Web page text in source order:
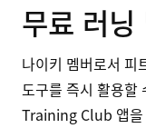
무료 러닝
나이키 멤버로서 피
도구를 즉시 활용
Training Club 앱을